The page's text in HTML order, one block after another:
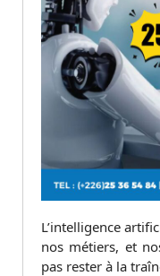
L’intelligence
nos métiers, et
pas rester à la